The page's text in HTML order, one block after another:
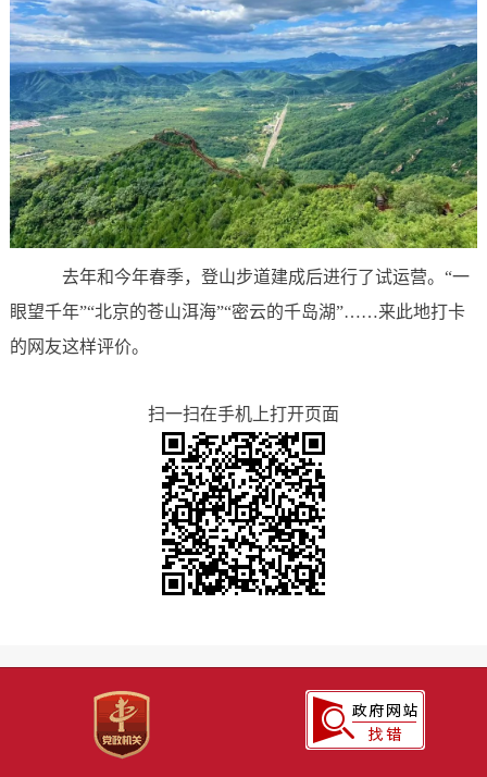
去年和今年春季，登山步道建成后进行了试运营。“一
眼望千年”“北京的苍山洱海”“密云的千岛湖”……来此地打卡
的网友这样评价。
扫一扫在手机上打开页面